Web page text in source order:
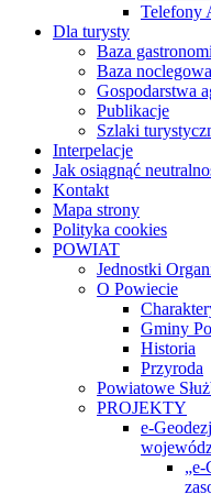
Telefony
Dla turysty
Baza
Baza
Gospodarstwa
Publikacje
Szlaki
Interpelacje
Jak osiągnąć
Kontakt
Mapa strony
Polityka cookies
POWIAT
Jednostki
O Powiecie
Gminy
Historia
Przyroda
Powiatowe
PROJEKTY
e-